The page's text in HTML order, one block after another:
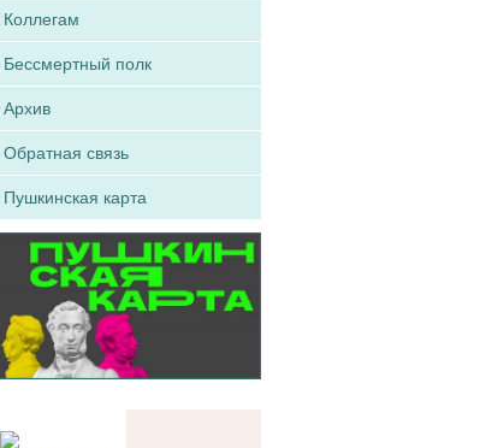
Коллегам
Бессмертный полк
Архив
Обратная связь
Пушкинская карта